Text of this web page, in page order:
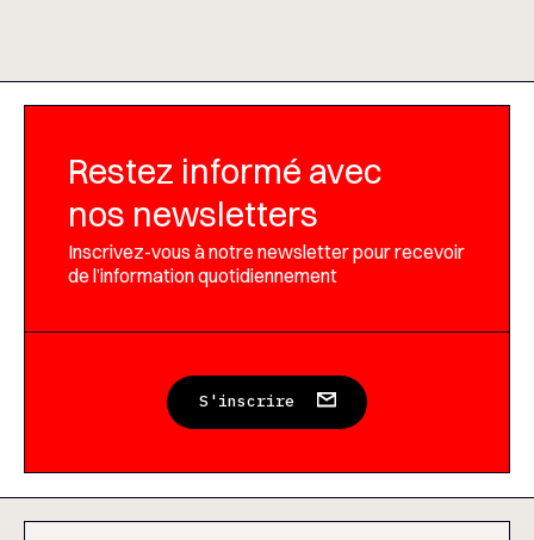
Restez informé avec
nos newsletters
Inscrivez-vous à notre newsletter pour recevoir
de l’information quotidiennement
S'inscrire